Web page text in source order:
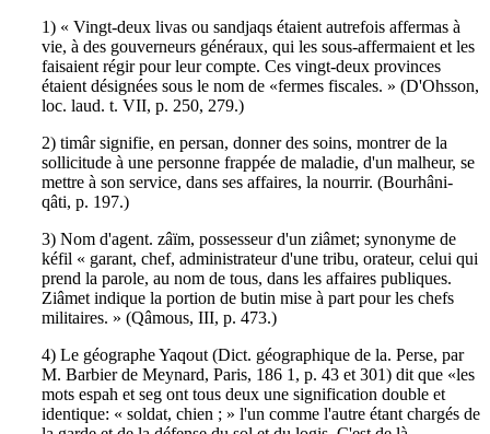
1) « Vingt-deux livas ou sandjaqs étaient autrefois affermas à
vie, à des gouverneurs généraux, qui les sous-affermaient et les
faisaient régir pour leur compte. Ces vingt-deux provinces
étaient désignées sous le nom de «fermes fiscales. » (D'Ohsson,
loc. laud. t. VII, p. 250, 279.)
2) timâr signifie, en persan, donner des soins, montrer de la
sollicitude à une personne frappée de maladie, d'un malheur, se
mettre à son service, dans ses affaires, la nourrir. (Bourhâni-
qâti, p. 197.)
3) Nom d'agent. zâïm, possesseur d'un ziâmet; synonyme de
kéfil « garant, chef, administrateur d'une tribu, orateur, celui qui
prend la parole, au nom de tous, dans les affaires publiques.
Ziâmet indique la portion de butin mise à part pour les chefs
militaires. » (Qâmous, III, p. 473.)
4) Le géographe Yaqout (Dict. géographique de la. Perse, par
M. Barbier de Meynard, Paris, 186 1, p. 43 et 301) dit que «les
mots espah et seg ont tous deux une signification double et
identique: « soldat, chien ; » l'un comme l'autre étant chargés de